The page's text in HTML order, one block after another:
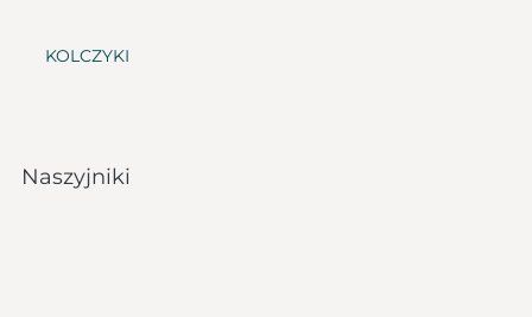
KOLCZYKI
Naszyjniki